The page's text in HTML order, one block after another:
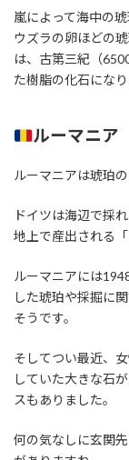
嵐によって海中の
ウズラの卵ほどの
は、古第三紀（
た樹脂の化石になり
ルーマニア
ルーマニアは琥珀
ドイツは海辺で採
地上で産出される「
ルーマニアには
した琥珀や採掘に
そうです。
そしてつい最近、
していた大きな石
スもありました。
何の気なしに玄関